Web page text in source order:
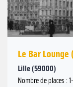
Le Bar
Lille (59000)
Nombre de places :